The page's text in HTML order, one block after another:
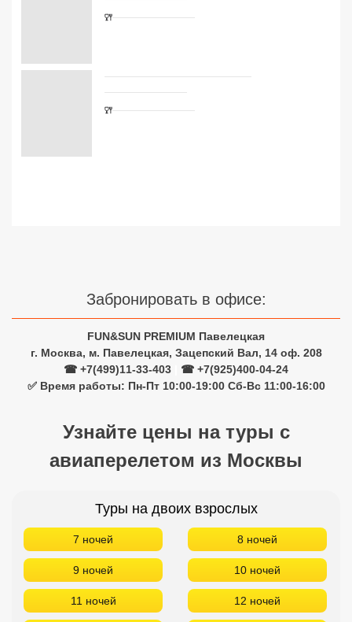
Забронировать в офисе:
FUN&SUN PREMIUM Павелецкая
г. Москва, м. Павелецкая, Зацепский Вал, 14 оф. 208
☎ +7(499)11-33-403
☎ +7(925)400-04-24
✅ Время работы: Пн-Пт 10:00-19:00 Сб-Вс 11:00-16:00
Узнайте цены на туры с
авиаперелетом из Москвы
Туры на двоих взрослых
7 ночей 8 ночей
9 ночей 10 ночей
11 ночей 12 ночей
Сетевые отели Турции
Сетевые отели ОАЭ
Сетевые отели Таиланда
Сетевые отели Шри Ланки
Сетевые отели Сейшел
Сетевые отели Маврикия